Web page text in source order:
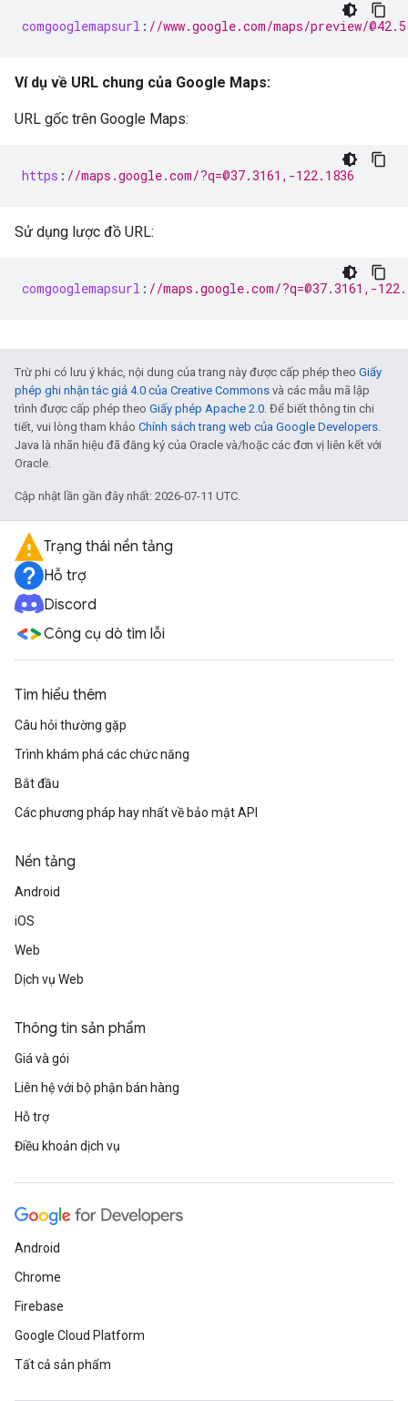
comgooglemapsurl : //www.google.com/maps/preview/
Ví dụ về URL chung của Google Maps:
URL gốc trên Google Maps:
https : //maps.google.com/?q=@37.3161,-122.1836
Sử dụng lược đồ URL:
comgooglemapsurl : //maps.google.com/?q=@37.3161,-
Trừ phi có lưu ý khác, nội dung của trang này được cấp phép theo Giấy
phép ghi nhận tác giả 4.0 của Creative Commons và các mẫu mã lập
trình được cấp phép theo Giấy phép Apache 2.0. Để biết thông tin chi
tiết, vui lòng tham khảo Chính sách trang web của Google Developers.
Java là nhãn hiệu đã đăng ký của Oracle và/hoặc các đơn vị liên kết với
Oracle.
Cập nhật lần gần đây nhất: 2026-07-11 UTC.
Trạng thái nền tảng
Hỗ trợ
Discord
Công cụ dò tìm lỗi
Tìm hiểu thêm
Câu hỏi thường gặp
Trình khám phá các chức năng
Bắt đầu
Các phương pháp hay nhất về bảo mật API
Nền tảng
Android
iOS
Web
Dịch vụ Web
Thông tin sản phẩm
Giá và gói
Liên hệ với bộ phận bán hàng
Hỗ trợ
Điều khoản dịch vụ
Android
Chrome
Firebase
Google Cloud Platform
Tất cả sản phẩm